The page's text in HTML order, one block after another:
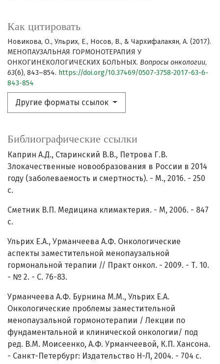
Как цитировать
Новикова, О., Ульрих, Е., Носов, В., & Чархифалакян, А. (2017).
МЕНОПАУЗАЛЬНАЯ ГОРМОНОТЕРАПИЯ У
ОНКОГИНЕКОЛОГИЧЕСКИХ БОЛЬНЫХ. Вопросы онкологии,
63(6), 843–854. https://doi.org/10.37469/0507-3758-2017-63-6-
843-854
Другие форматы ссылок
Библиографические ссылки
Каприн А.Д., Старинский В.В., Петрова Г.В.
Злокачественные новообразования в России в 2014
году (заболеваемость и смертность). - М., 2016. - 250
с.
Сметник В.П. Медицина климактерия. - М, 2006. - 847
с.
Ульрих Е.А., Урманчеева А.Ф. Онкологические
аспекты заместительной менопаузальной
гормональной терапии // Практ онкол. - 2009. - Т. 10.
- № 2. - С. 76-83.
Урманчеева А.Ф. Бурнина М.М., Ульрих Е.А.
Онкологические проблемы заместительной
менопаузальной гормонотерапии / Лекции по
фундаментальной и клинической онкологии/ под
ред. В.М. Моисеенко, А.Ф. Урманчеевой, К.П. Хансона.
- Санкт-Петербург: Издательство Н-Л, 2004. - 704 с.